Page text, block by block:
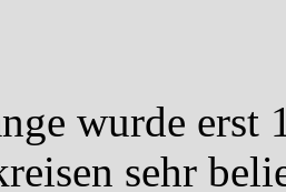
wurde erst
sehr